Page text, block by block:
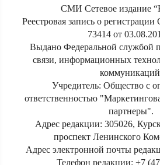
СМИ Сетевое издание
Реестровая запись о
73414 от
Выдано Федеральной службой
связи, информационных
Учредитель: Общество с
ответственностью
партнеры".
Адрес редакции: 305026,
проспект Ленинского
Адрес электронной почты
Телефон редакции: +7